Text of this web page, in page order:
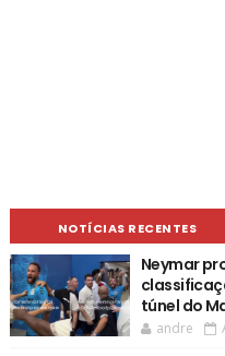
NOTÍCIAS RECENTES
Neymar
túnel do
andre